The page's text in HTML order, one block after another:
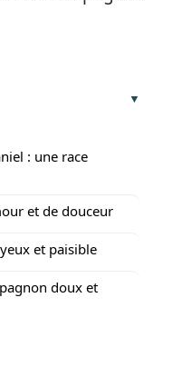
: une race
et de douceur
et paisible
doux et